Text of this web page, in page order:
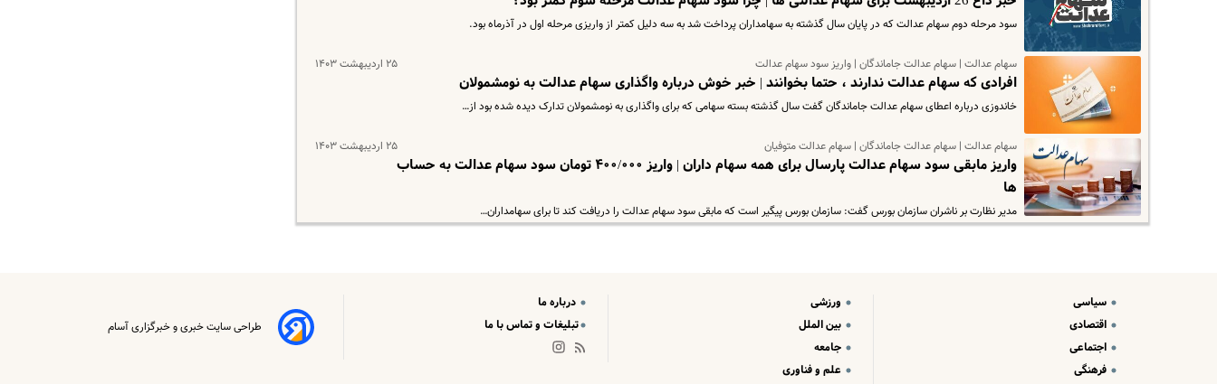
سود مرحله دوم سهام عدالت که در پایان سال گذشته به سهامداران پرداخت شد به سه دلیل کمتر از واریزی مرحله اول در آذرماه بود.
سهام عدالت | سهام عدالت جاماندگان | واریز سود سهام عدالت ۲۵ اردیبهشت ۱۴۰۳
افرادی که سهام عدالت ندارند ، حتما بخوانند | خبر خوش درباره واگذاری سهام عدالت به نومشمولان
خاندوزی درباره اعطای سهام عدالت جاماندگان گفت سال گذشته بسته سهامی که برای واگذاری به نومشمولان تدارک دیده شده بود از…
سهام عدالت | سهام عدالت جاماندگان | سهام عدالت متوفیان ۲۵ اردیبهشت ۱۴۰۳
واریز مابقی سود سهام عدالت پارسال برای همه سهام داران | واریز ۴۰۰/۰۰۰ تومان سود سهام عدالت به حساب
ها
مدیر نظارت بر ناشران سازمان بورس گفت: سازمان بورس پیگیر است که مابقی سود سهام عدالت را دریافت کند تا برای سهامداران…
سیاسی
اقتصادی
اجتماعی
فرهنگی
ورزشی
بین الملل
جامعه
علم و فناوری
درباره ما
تبلیغات و تماس با ما
طراحی سایت خبری و خبرگزاری آسام